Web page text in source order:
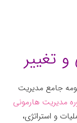
تغییر
جامع مدیریت
مدیریت هارمونی
و استراتژی،